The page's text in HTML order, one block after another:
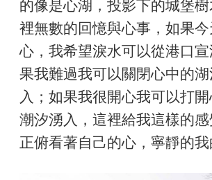
的像是心湖，投影下的城堡
裡無數的回憶與心事，如果今
心，我希望淚水可以從港口
果我難過我可以關閉心中的
入；如果我很開心我可以打
潮汐湧入，這裡給我這樣的
正俯看著自己的心，寧靜的我